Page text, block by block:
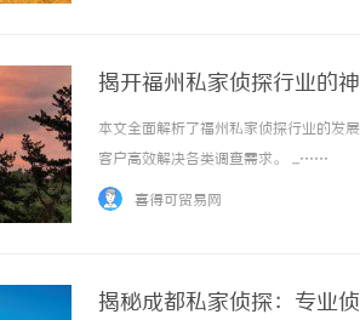
揭开福州私家侦探行业的
本文全面解析了福州私家侦探行业的发
客户高效解决各类调查需求。 ...……
喜得可贸易网
揭秘成都私家侦探：专业